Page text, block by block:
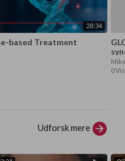
28:34
based Treatment
0
Udforsk mere